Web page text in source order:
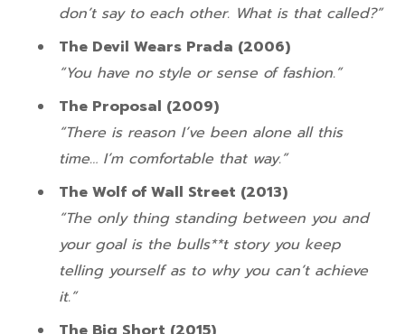
don’t say to each other. What is that called?”
The Devil Wears Prada (2006)
“You have no style or sense of fashion.”
The Proposal (2009)
“There is reason I’ve been alone all this
time… I’m comfortable that way.”
The Wolf of Wall Street (2013)
“The only thing standing between you and
your goal is the bulls**t story you keep
telling yourself as to why you can’t achieve
it.”